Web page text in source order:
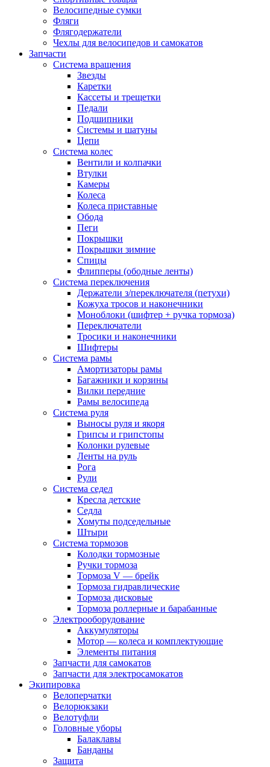
Велосипедные сумки
Фляги
Флягодержатели
Чехлы для велосипедов и самокатов
Запчасти
Система вращения
Звезды
Каретки
Кассеты и трещетки
Педали
Подшипники
Системы и шатуны
Цепи
Система колес
Вентили и колпачки
Втулки
Камеры
Колеса
Колеса приставные
Обода
Пеги
Покрышки
Покрышки зимние
Спицы
Флипперы (ободные ленты)
Система переключения
Держатели з/переключателя (петухи)
Кожуха тросов и наконечники
Моноблоки (шифтер + ручка тормоза)
Переключатели
Тросики и наконечники
Шифтеры
Система рамы
Амортизаторы рамы
Багажники и корзины
Вилки передние
Рамы велосипеда
Система руля
Выносы руля и якоря
Грипсы и грипстопы
Колонки рулевые
Ленты на руль
Рога
Рули
Система седел
Кресла детские
Седла
Хомуты подседельные
Штыри
Система тормозов
Колодки тормозные
Ручки тормоза
Тормоза V — брейк
Тормоза гидравлические
Тормоза дисковые
Тормоза роллерные и барабанные
Электрооборудование
Аккумуляторы
Мотор — колеса и комплектующие
Элементы питания
Запчасти для самокатов
Запчасти для электросамокатов
Экипировка
Велоперчатки
Велорюкзаки
Велотуфли
Головные уборы
Балаклавы
Банданы
Защита